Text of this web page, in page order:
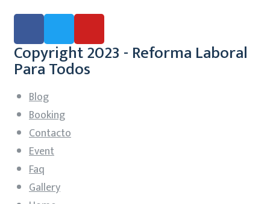
Copyright 2023 - Reforma Laboral
Para Todos
Blog
Booking
Contacto
Event
Faq
Gallery